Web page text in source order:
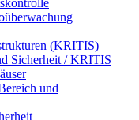
(KRITIS)
Sicherheit / KRITIS
und